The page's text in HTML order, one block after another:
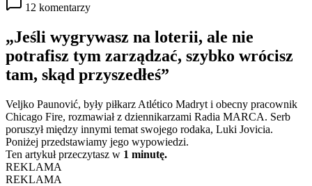
12 komentarzy
„Jeśli wygrywasz na loterii, ale nie
potrafisz tym zarządzać, szybko wrócisz
tam, skąd przyszedłeś”
Veljko Paunović, były piłkarz Atlético Madryt i obecny pracownik
Chicago Fire, rozmawiał z dziennikarzami Radia MARCA. Serb
poruszył między innymi temat swojego rodaka, Luki Jovicia.
Poniżej przedstawiamy jego wypowiedzi.
Ten artykuł przeczytasz w 1 minutę.
REKLAMA
REKLAMA